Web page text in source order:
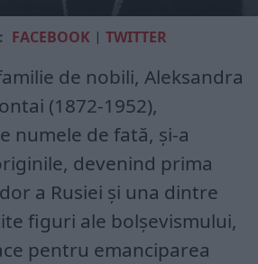
FACEBOOK |TWITTER
de nobili, Aleksandra
(1872-1952),
numele de fată, și-a
devenind prima
a Rusiei și una dintre
figuri ale bolșevismului,
pentru emanciparea